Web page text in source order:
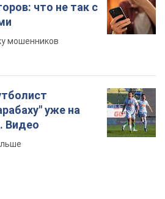
что не так с
мошенников
уже на
Видео